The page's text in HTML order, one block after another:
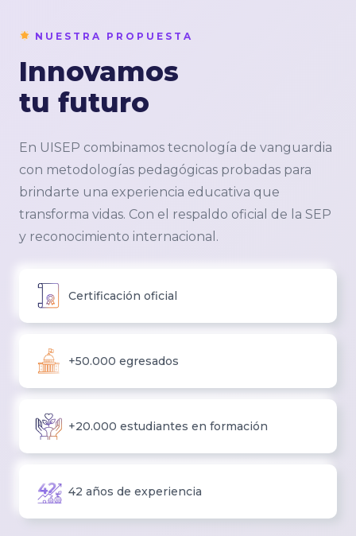
NUESTRA PROPUESTA
Innovamos
tu futuro
En UISEP combinamos tecnología de vanguardia
con metodologías pedagógicas probadas para
brindarte una experiencia educativa que
transforma vidas. Con el respaldo oficial de la SEP
y reconocimiento internacional.
Certificación oficial
+50.000 egresados
+20.000 estudiantes en formación
42 años de experiencia